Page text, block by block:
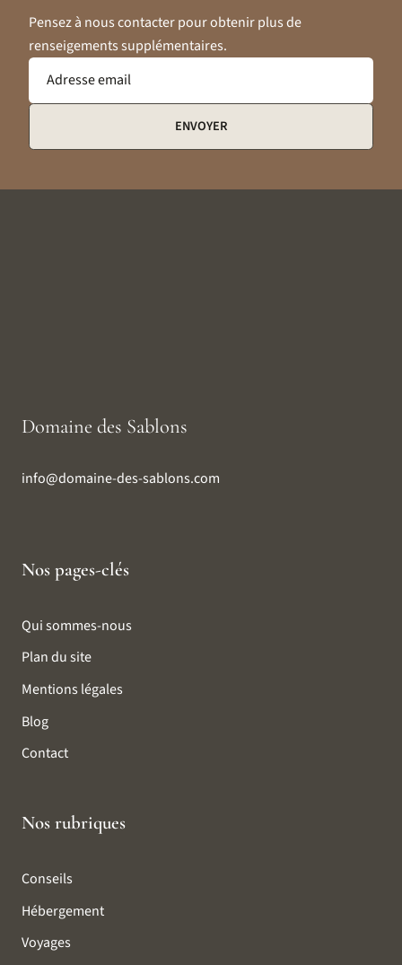
Pensez à nous contacter pour obtenir plus de
renseigements supplémentaires.
Adresse email
ENVOYER
Domaine des Sablons
info@domaine-des-sablons.com
Nos pages-clés
Qui sommes-nous
Plan du site
Mentions légales
Blog
Contact
Nos rubriques
Conseils
Hébergement
Voyages